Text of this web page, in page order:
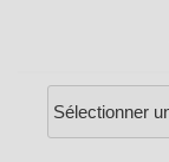
Catégories